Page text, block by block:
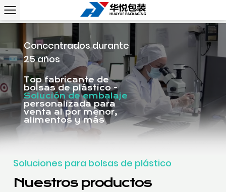
Concentrados durante
25 años
Top fabricante de
bolsas de plástico -
Solución de embalaje
personalizada para
venta al por menor,
alimentos y más
Soluciones para bolsas de plástico
Nuestros productos